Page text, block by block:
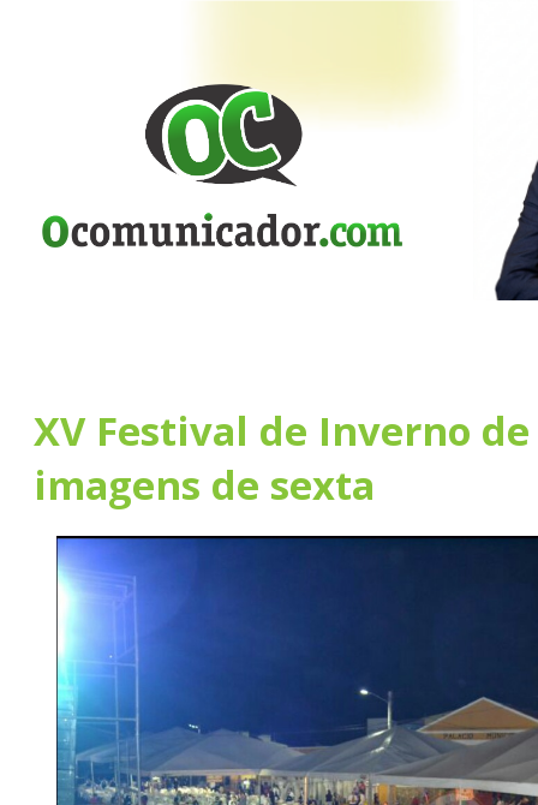
XV Festival de Inverno de
imagens de sexta